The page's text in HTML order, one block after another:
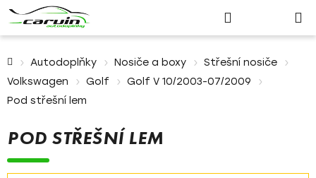
Přihlášení
košík
Autodoplňky Nosiče a boxy
Střešní nosiče
Volkswagen
Golf
Golf V 10/2003-07/2009
Pod střešní lem
POD STŘEŠNÍ LEM